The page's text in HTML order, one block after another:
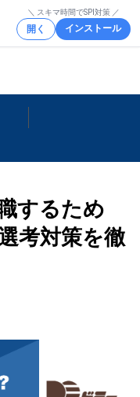
＼ スキマ時間でSPI対策 ／
開く インストール
するため
考対策を徹